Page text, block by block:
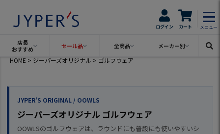
ログイン カート メニュー
店長
おすすめ
セール品 全商品 メーカー別
HOME ジーパーズオリジナル ゴルフウェア
JYPER'S ORIGINAL / OOWLS
ジーパーズオリジナル ゴルフウェア
OOWLSのゴルフウェアは、ラウンドにも普段にも使いやすいシ